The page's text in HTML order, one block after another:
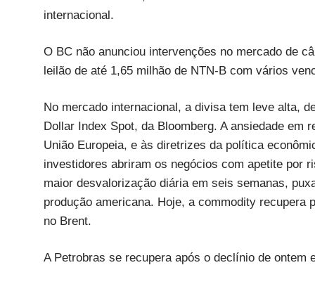
internacional.
O BC não anunciou intervenções no mercado de
leilão de até 1,65 milhão de NTN-B com vários
No mercado internacional, a divisa tem leve alta,
Dollar Index Spot, da Bloomberg. A ansiedade em
União Europeia, e às diretrizes da política
investidores abriram os negócios com apetite por
maior desvalorização diária em seis semanas,
produção americana. Hoje, a commodity
no Brent.
A Petrobras se recupera após o declínio de ontem